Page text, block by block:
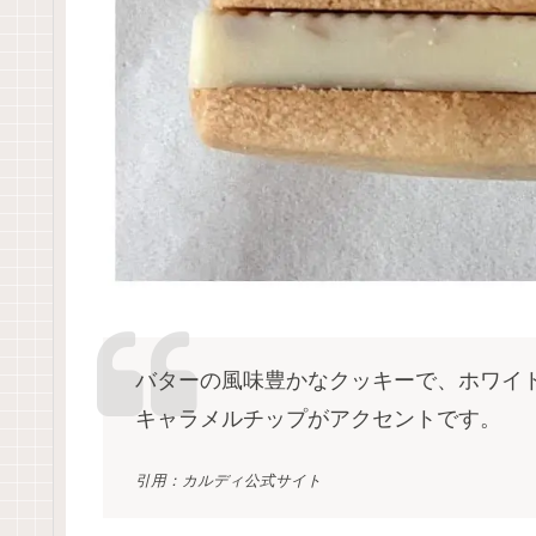
バターの風味豊かなクッキーで、ホワ
キャラメルチップがアクセントです。
引用：カルディ公式サイト